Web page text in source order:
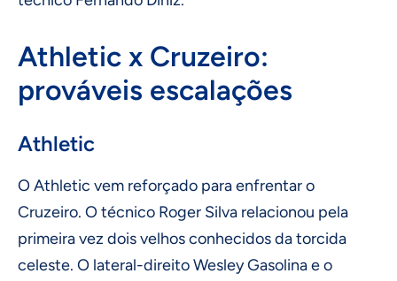
Athletic x Cruzeiro:
prováveis escalações
Athletic
O Athletic vem reforçado para enfrentar o
Cruzeiro. O técnico Roger Silva relacionou pela
primeira vez dois velhos conhecidos da torcida
celeste. O lateral-direito Wesley Gasolina e o